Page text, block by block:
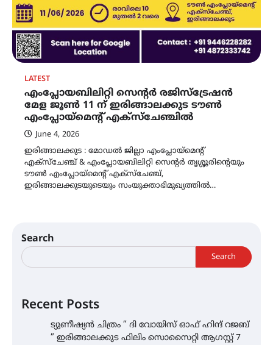
LATEST
എംപ്ലോയബിലിറ്റി സെന്റർ രജിസ്ട്രേഷൻ
മേള ജൂൺ 11 ന് ഇരിങ്ങാലക്കുട ടൗൺ
എംപ്ലോയ്മെന്റ് എക്സ്ചേഞ്ചിൽ
June 4, 2026
ഇരിങ്ങാലക്കുട : മോഡൽ ജില്ലാ എംപ്ലോയ്മെൻ്റ്
എക്സ്ചേഞ്ച് & എംപ്ലോയബിലിറ്റി സെൻ്റർ തൃശ്ശൂരിന്റെയും
ടൗൺ എംപ്ലോയ്മെൻ്റ് എക്സ്ചേഞ്ച്,
ഇരിങ്ങാലക്കുടയുടെയും സംയുക്താഭിമുഖ്യത്തിൽ…
Search
Search
Recent Posts
ട്യുണീഷ്യൻ ചിത്രം ” ദി വോയിസ് ഓഫ് ഹിന്ദ് റജബ്
” ഇരിങ്ങാലക്കുട ഫിലിം സൊസൈറ്റി ആഗസ്റ്റ് 7